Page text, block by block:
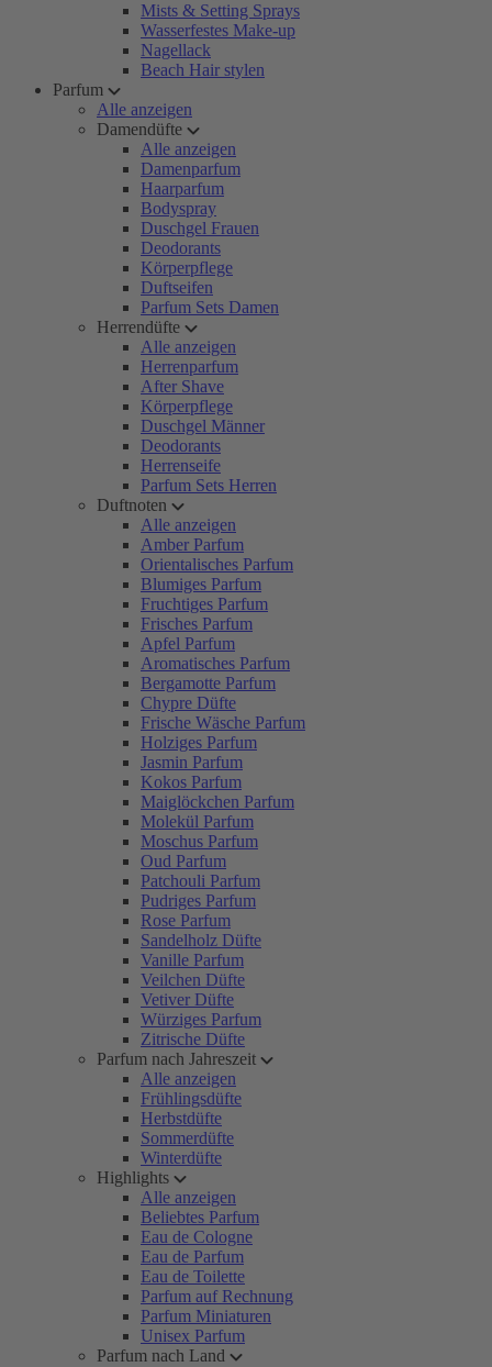
Mists & Setting Sprays
Wasserfestes Make-up
Nagellack
Beach Hair stylen
Parfum
Alle anzeigen
Damendüfte
Alle anzeigen
Damenparfum
Haarparfum
Bodyspray
Duschgel Frauen
Deodorants
Körperpflege
Duftseifen
Parfum Sets Damen
Herrendüfte
Alle anzeigen
Herrenparfum
After Shave
Körperpflege
Duschgel Männer
Deodorants
Herrenseife
Parfum Sets Herren
Duftnoten
Alle anzeigen
Amber Parfum
Orientalisches Parfum
Blumiges Parfum
Fruchtiges Parfum
Frisches Parfum
Apfel Parfum
Aromatisches Parfum
Bergamotte Parfum
Chypre Düfte
Frische Wäsche Parfum
Holziges Parfum
Jasmin Parfum
Kokos Parfum
Maiglöckchen Parfum
Molekül Parfum
Moschus Parfum
Oud Parfum
Patchouli Parfum
Pudriges Parfum
Rose Parfum
Sandelholz Düfte
Vanille Parfum
Veilchen Düfte
Vetiver Düfte
Würziges Parfum
Zitrische Düfte
Parfum nach Jahreszeit
Alle anzeigen
Frühlingsdüfte
Herbstdüfte
Sommerdüfte
Winterdüfte
Highlights
Alle anzeigen
Beliebtes Parfum
Eau de Cologne
Eau de Parfum
Eau de Toilette
Parfum auf Rechnung
Parfum Miniaturen
Unisex Parfum
Parfum nach Land